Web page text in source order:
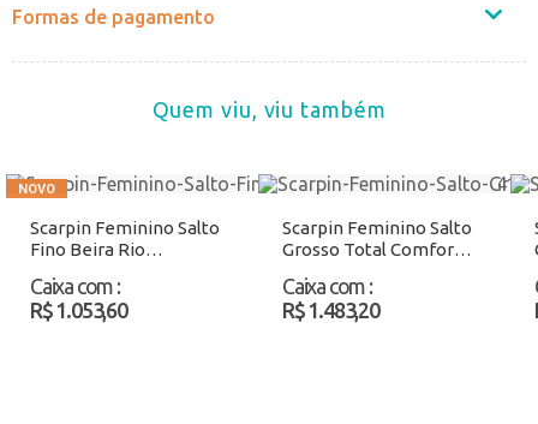
Formas de pagamento
Quem viu, viu também
Scarpin Feminino Salto
Fino Beira Rio
Atacado
Caixa com :
R$ 1.053,60
Scarpin Feminino Salto
Grosso Total Comfort
Preto Atacado
Caixa com :
R$ 1.483,20